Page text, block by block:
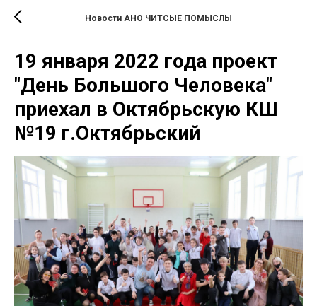
Новости АНО ЧИТСЫЕ ПОМЫСЛЫ
19 января 2022 года проект
"День Большого Человека"
приехал в Октябрьскую КШ
№19 г.Октябрьский